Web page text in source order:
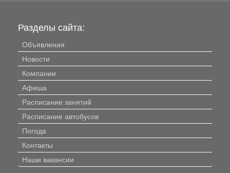
Разделы сайта:
Объявления
Новости
Компании
Афиша
Расписание занятий
Расписание автобусов
Погода
Контакты
Наши вакансии